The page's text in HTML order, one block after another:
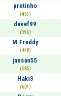
pretinho
(451)
davef99
(396)
M.Freddy
(448)
jansan55
(585)
Haki3
(601)